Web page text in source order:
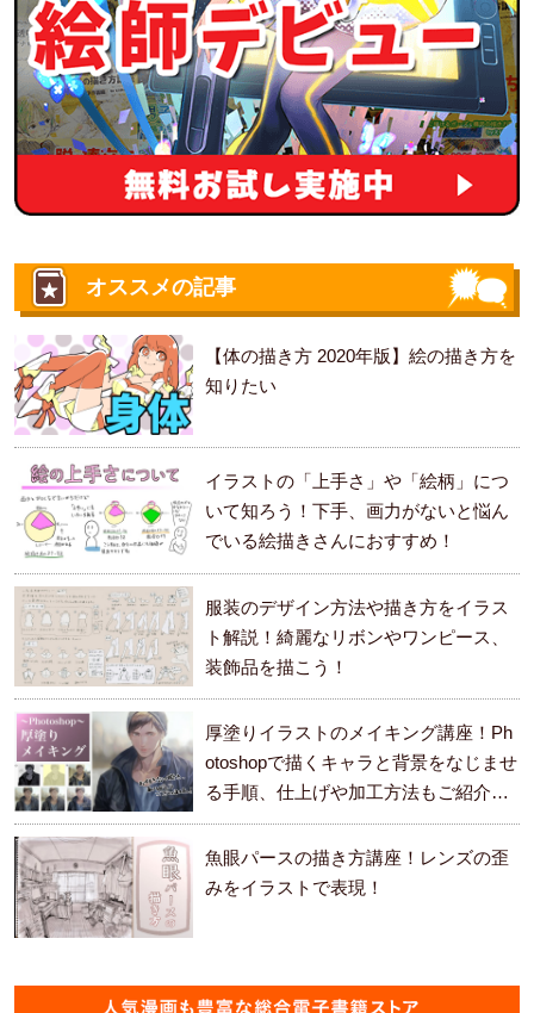
オススメの記事
【体の描き方 2020年版】絵の描き方を
知りたい
イラストの「上手さ」や「絵柄」につ
いて知ろう！下手、画力がないと悩ん
でいる絵描きさんにおすすめ！
服装のデザイン方法や描き方をイラス
ト解説！綺麗なリボンやワンピース、
装飾品を描こう！
厚塗りイラストのメイキング講座！Ph
otoshopで描くキャラと背景をなじませ
る手順、仕上げや加工方法もご紹介し
ます。
魚眼パースの描き方講座！レンズの歪
みをイラストで表現！